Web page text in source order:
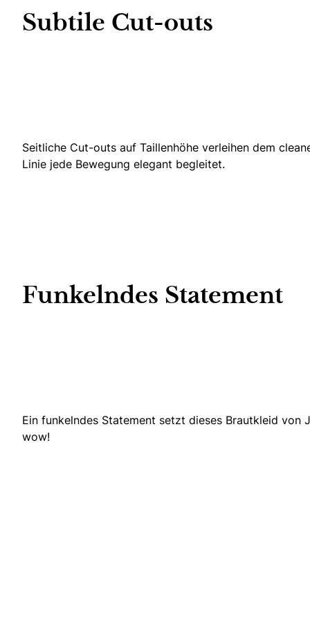
Subtile Cut-outs
Seitliche Cut-outs auf Taillenhöhe verleihen dem
Linie jede Bewegung elegant begleitet.
Funkelndes Statement
Ein funkelndes Statement setzt dieses Brautkleid
wow!